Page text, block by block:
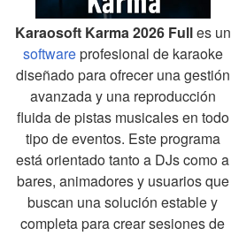
Karaosoft Karma 2026 Fulles un
softwareprofesional de karaoke
diseñado para ofrecer una gestión
avanzada y una reproducción
fluida de pistas musicales en todo
tipo de eventos. Este programa
está orientado tanto a DJs como a
bares, animadores y usuarios que
buscan una solución estable y
completa para crear sesiones de